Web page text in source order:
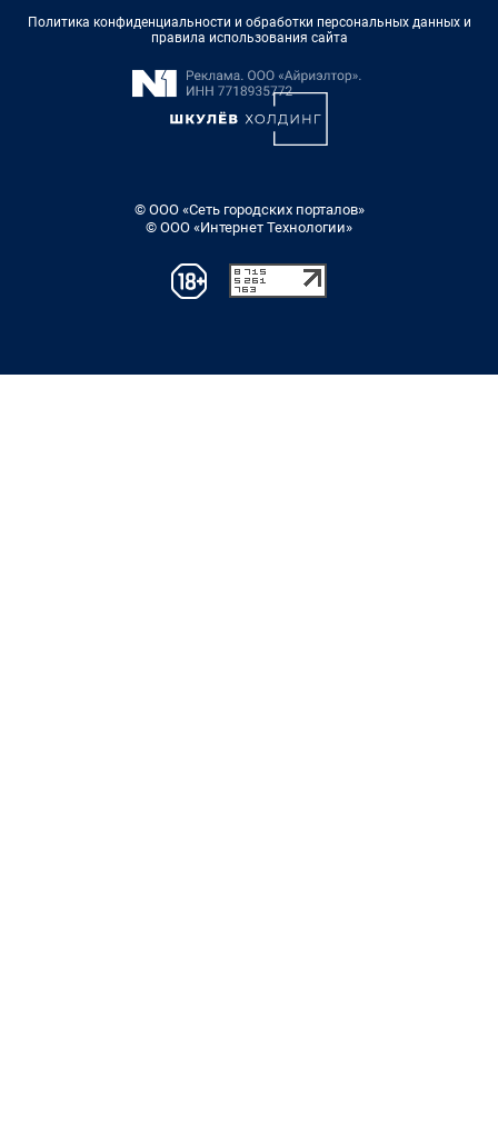
Политика конфиденциальности и обработки персональных данных и
правила использования сайта
© ООО «Сеть городских порталов»
© ООО «Интернет Технологии»